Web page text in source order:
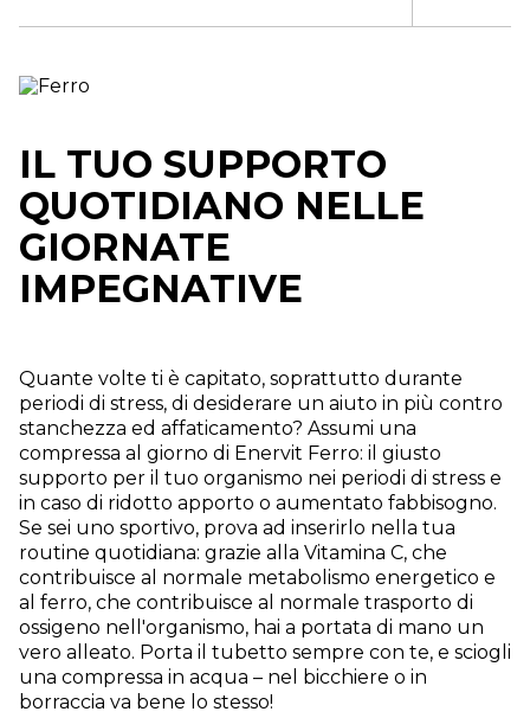
IL TUO SUPPORTO
QUOTIDIANO NELLE
GIORNATE
IMPEGNATIVE
Quante volte ti è capitato, soprattutto durante
periodi di stress, di desiderare un aiuto in più contro
stanchezza ed affaticamento? Assumi una
compressa al giorno di Enervit Ferro: il giusto
supporto per il tuo organismo nei periodi di stress e
in caso di ridotto apporto o aumentato fabbisogno.
Se sei uno sportivo, prova ad inserirlo nella tua
routine quotidiana: grazie alla Vitamina C, che
contribuisce al normale metabolismo energetico e
al ferro, che contribuisce al normale trasporto di
ossigeno nell'organismo, hai a portata di mano un
vero alleato. Porta il tubetto sempre con te, e sciogli
una compressa in acqua – nel bicchiere o in
borraccia va bene lo stesso!